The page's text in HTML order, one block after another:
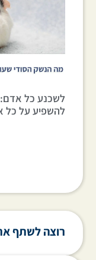
לשכנע כל אדם:
להשפיע על כל
רוצה לשתף